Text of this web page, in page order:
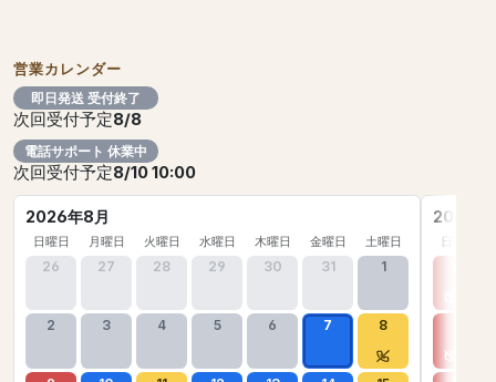
営業カレンダー
即日発送 受付終了
次回受付予定8/8
電話サポート 休業中
次回受付予定8/10 10:00
2026年8月
日曜日 月曜日 火曜日 水曜日 木曜日 金曜日 土曜日
26 27 28 29 30 31 1
2 3 4 5 6 7 8
2026年
日曜日